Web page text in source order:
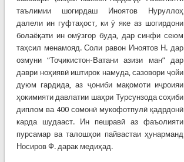
таълимии шогирдаш Иноятов Нуруллоҳ
далели ин гуфтаҳост, ки ӯ яке аз шогирдони
болаёқати ин омӯзгор буда, дар синфи сеюм
таҳсил менамояд. Соли равон Иноятов Н. дар
озмуни “Тоҷикистон-Ватани азизи ман” дар
даври ноҳиявӣ иштирок намуда, сазовори ҷойи
дуюм гардида, аз ҷониби мақомоти иҷроияи
ҳокимияти давлатии шаҳри Турсунзода соҳиби
диплом ва 400 сомонӣ мукофотпулӣ қадрдонӣ
карда шудааст. Ин пешравӣ аз фаъолияти
пурсамар ва талошҳои пайвастаи ҳунарманд
Носиров Ф. дарак медиҳад.